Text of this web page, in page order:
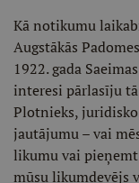
Kā notikumu
Augstākās
1922. gada
interesi pārlasīju
Plotnieks,
jautājumu – vai
likumu vai
mūsu likumdevējs